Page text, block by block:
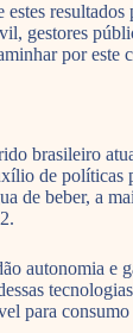
gestores
por
brasileiro
de políticas
de beber, a
autonomia
para